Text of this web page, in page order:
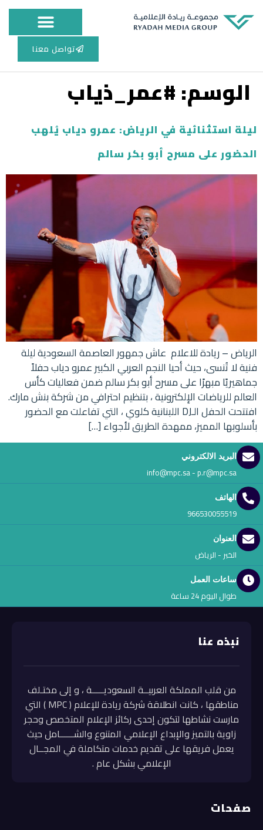
تواصل معنا
الوسم:#عمر_ذياب
ليلة استثنائية في الرياض: عمرو دياب يُلهب
الحضور على مسرح أبو بكر سالم
الرياض – ريادة للاعلام عاش جمهور العاصمة السعودية ليلة
فنية لا تُنسى، حيث أحيا النجم العربي الكبير عمرو دياب حفلاً
جماهيريًا مبهرًا على مسرح أبو بكر سالم ضمن فعاليات كأس
العالم للرياضات الإلكترونية ، بتنظيم احترافي من شركة بنش مارك.
افتتحت الحفل الـDJ اللبنانية كلوي ، التي تفاعلت مع الحضور
بأسلوبها المميز، ممهدة الطريق لأجواء […]
البريد الالكتروني
info@mpc.sa - p.r@mpc.sa
الهاتف
966530055519
العنوان
الخبر - الرياض
ساعات العمل
طوال اليوم 24 ساعة
نبذه عنا
من قلب المملكة العربيــة السعوديـــــة ، و إلى مختـلف
مناطقها ، كانت انطلاقة شركة ريادة للإعلام ( MPC ) التي
مارست نشاطها لتكون إحدى ركائز الإعلام المتخصص وحجر
زاوية بالتميز والإبداع الإعلامي المتنوع والشــــــامل حيث
يعمل فريقها على تقديم خدمات متكاملة في المجــال
الإعلامي بشكل عام .
صفحات